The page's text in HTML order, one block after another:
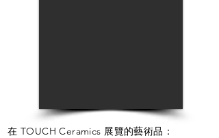
在 TOUCH Ceramics 展覽的藝術品：